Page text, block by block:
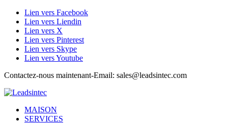
Lien vers Facebook
Lien vers Liendin
Lien vers X
Lien vers Pinterest
Lien vers Skype
Lien vers Youtube
Contactez-nous maintenant-Email: sales@leadsintec.com
MAISON
SERVICES